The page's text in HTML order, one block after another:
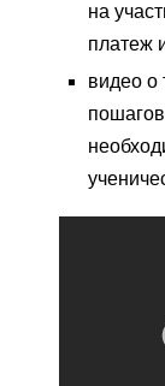
на
платеж
видео о